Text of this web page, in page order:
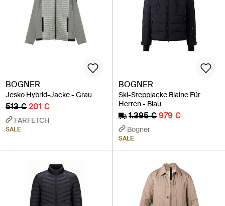
BOGNER
Jesko Hybrid-Jacke - Grau
513 €201 €
FARFETCH
SALE
BOGNER
Ski-Steppjacke Blaine Für
Herren - Blau
1.395 €979 €
Bogner
SALE